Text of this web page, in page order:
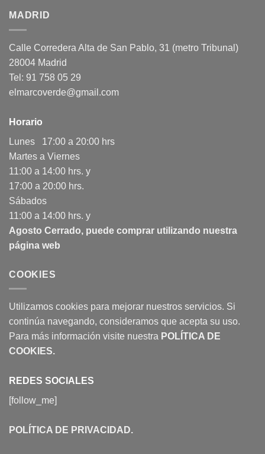
MADRID
Calle Corredera Alta de San Pablo, 31 (metro Tribunal)
28004 Madrid
Tel: 91 758 05 29
elmarcoverde@gmail.com
Horario
Lunes 17:00 a 20:00 hrs
Martes a Viernes
11:00 a 14:00 hrs. y
17:00 a 20:00 hrs.
Sábados
11:00 a 14:00 hrs. y
Agosto Cerrado, puede comprar utilizando nuestra
página web
COOKIES
Utilizamos cookies para mejorar nuestros servicios. Si
continúa navegando, consideramos que acepta su uso.
Para más información visite nuestra POLÍTICA DE
COOKIES.
REDES SOCIALES
[follow_me]
POLÍTICA DE PRIVACIDAD.